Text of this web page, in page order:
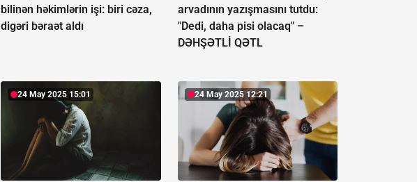
bilinən həkimlərin işi: biri cəza,
digəri bəraət aldı
arvadının yazışmasını tutdu:
"Dedi, daha pisi olacaq" –
DƏHŞƏTLİ QƏTL
24 May 2025 15:01 24 May 2025 12:21